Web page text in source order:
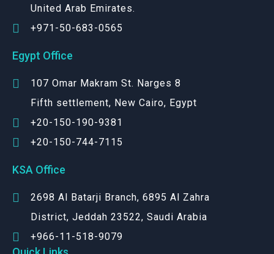
United Arab Emirates.
+971-50-683-0565
Egypt Office
107 Omar Makram St. Narges 8
Fifth settlement, New Cairo, Egypt
+20-150-190-9381
+20-150-744-7115
KSA Office
2698 Al Batarji Branch, 6895 Al Zahra
District, Jeddah 23522, Saudi Arabia
+966-11-518-9079‬